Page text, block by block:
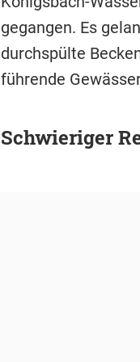
gegangen. Es
durchspülte
führende
Schwieriger